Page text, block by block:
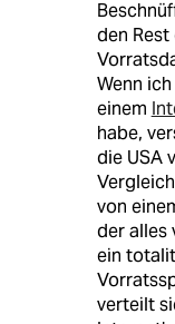
den
Wenn
einem
habe,
die USA
von
der alles
ein
verteilt